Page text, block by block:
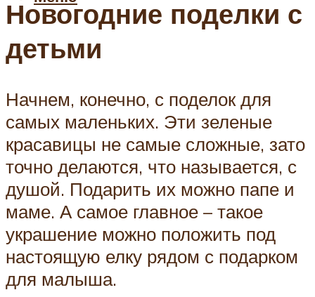
Новогодние поделки с
детьми
Начнем, конечно, с поделок для
самых маленьких. Эти зеленые
красавицы не самые сложные, зато
точно делаются, что называется, с
душой. Подарить их можно папе и
маме. А самое главное – такое
украшение можно положить под
настоящую елку рядом с подарком
для малыша.